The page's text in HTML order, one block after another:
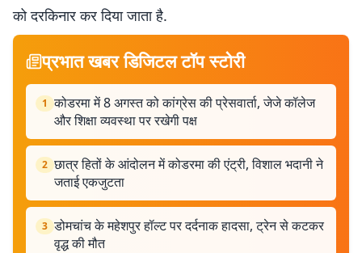
को दरकिनार कर दिया जाता है.
प्रभात खबर डिजिटल टॉप स्टोरी
1 कोडरमा में 8 अगस्त को कांग्रेस की प्रेसवार्ता, जेजे कॉलेज
और शिक्षा व्यवस्था पर रखेगी पक्ष
2 छात्र हितों के आंदोलन में कोडरमा की एंट्री, विशाल भदानी ने
जताई एकजुटता
3 डोमचांच के महेशपुर हॉल्ट पर दर्दनाक हादसा, ट्रेन से कटकर
वृद्ध की मौत